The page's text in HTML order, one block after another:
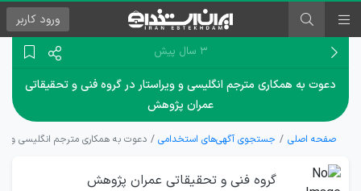
ورود کاربر
۳ سال پیش
دعوت به همکاری مترجم انگلیسی و ویراستار در گروه فنی و تحقیقاتی
عمران پژوهش
صفحه اصلی جستجوی آگهی‌های استخدامی دعوت به همکاری مترجم انگلیسی و
گروه فنی و تحقیقاتی عمران پژوهش